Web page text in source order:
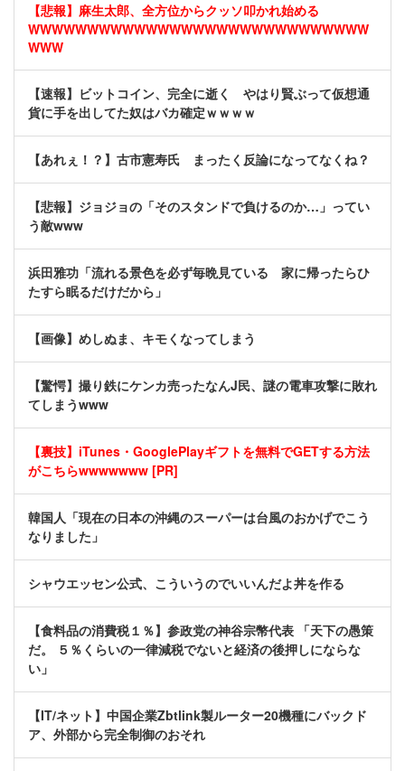
【悲報】麻生太郎、全方位からクッソ叩かれ始める
WWWWWWWWWWWWWWWWWWWWWWWWWWWWW
WWW
【速報】ビットコイン、完全に逝く やはり賢ぶって仮想通
貨に手を出してた奴はバカ確定ｗｗｗｗ
【あれぇ！？】古市憲寿氏 まったく反論になってなくね？
【悲報】ジョジョの「そのスタンドで負けるのか…」ってい
う敵www
浜田雅功「流れる景色を必ず毎晩見ている 家に帰ったらひ
たすら眠るだけだから」
【画像】めしぬま、キモくなってしまう
【驚愕】撮り鉄にケンカ売ったなんJ民、謎の電車攻撃に敗れ
てしまうwww
【裏技】iTunes・GooglePlayギフトを無料でGETする方法
がこちらwwwwwww [PR]
韓国人「現在の日本の沖縄のスーパーは台風のおかげでこう
なりました」
シャウエッセン公式、こういうのでいいんだよ丼を作る
【食料品の消費税１％】参政党の神谷宗幣代表 「天下の愚策
だ。 ５％くらいの一律減税でないと経済の後押しにならな
い」
【IT/ネット】中国企業Zbtlink製ルーター20機種にバックド
ア、外部から完全制御のおそれ